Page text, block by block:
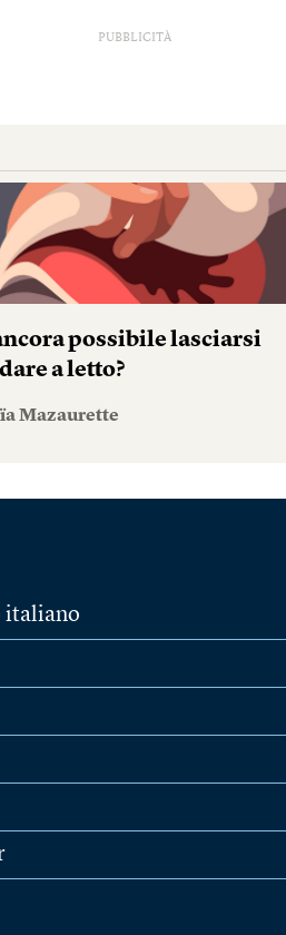
PUBBLICITÀ
possibile lasciarsi
a letto?
Mazaurette
italiano